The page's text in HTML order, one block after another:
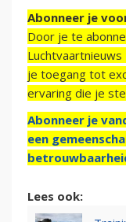
Abonneer je
Door je te
Luchtvaartnieuws
je toegang tot
ervaring die je
Abonneer je
een
Lees ook: